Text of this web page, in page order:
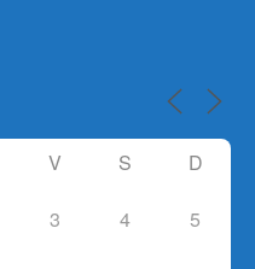
V S D
3 4 5